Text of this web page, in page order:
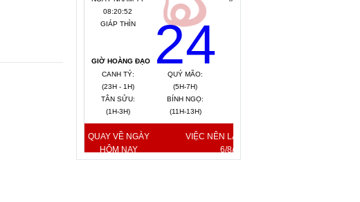
08:20:53
GIÁP THÌN
24
GIỜ HOÀNG ĐẠO
CANH TÝ:
(23H - 1H)
TÂN SỬU:
(1H-3H)
QUÝ MÃO:
(5H-7H)
BÍNH NGỌ:
(11H-13H)
QUAY VỀ NGÀY
HÔM NAY
VIỆC NÊN LÀM, KIÊNG KỴ
6/8/2026